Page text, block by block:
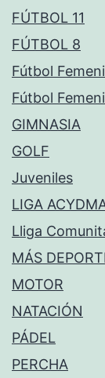
FÚTBOL 11
FÚTBOL 8
Fútbol
Fútbol
GIMNASIA
GOLF
Juveniles
LIGA
Lliga
MÁS
MOTOR
NATACIÓN
PÁDEL
PERCHA